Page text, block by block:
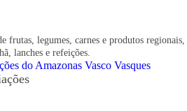
frutas, legumes, carnes e produtos regionais,
lanches e refeições.
do Amazonas Vasco Vasques